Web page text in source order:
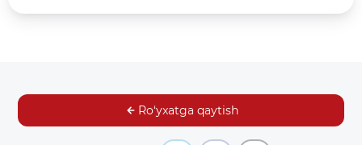
Ro‘yxatga qaytish